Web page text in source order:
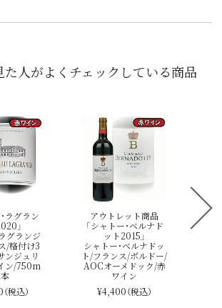
た人がよくチェックしている商品
ラグラン
」
グランジ
/格付け3
ンジュリ
ン/750m
（税込）
アウトレット商品
「シャトー･ベルナド
ット2015」
シャトー･ベルナドッ
ト/フランス/ボルドー/
AOCオーメドック/赤
ワイン
¥4,400（税込）